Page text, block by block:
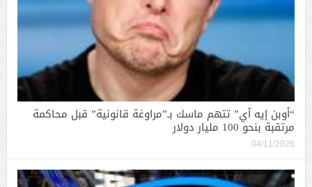
“أوبن إيه آي” تتهم ماسك بـ”مراوغة قانونية” قبل محاكمة
مرتقبة بنحو 100 مليار دولار
04/11/2026